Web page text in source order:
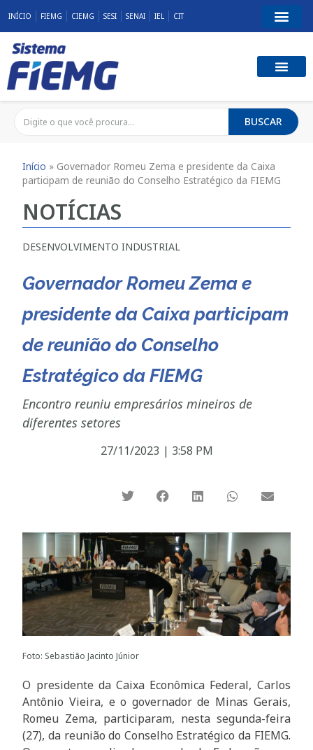
INÍCIO FIEMG CIEMG SESI SENAI IEL CIT
BUSCAR
Início » Governador Romeu Zema e presidente da Caixa
participam de reunião do Conselho Estratégico da FIEMG
NOTÍCIAS
DESENVOLVIMENTO INDUSTRIAL
Governador Romeu Zema e
presidente da Caixa participam
de reunião do Conselho
Estratégico da FIEMG
Encontro reuniu empresários mineiros de
diferentes setores
27/11/2023 | 3:58 PM
Foto: Sebastião Jacinto Júnior
O presidente da Caixa Econômica Federal, Carlos
Antônio Vieira, e o governador de Minas Gerais,
Romeu Zema, participaram, nesta segunda-feira
(27), da reunião do Conselho Estratégico da FIEMG.